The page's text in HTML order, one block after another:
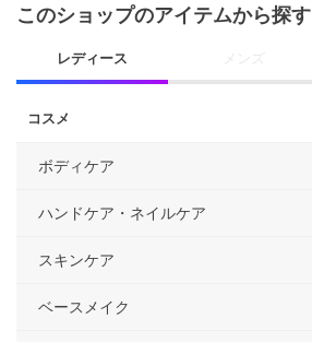
このショップのアイテムから探す
レディース メンズ
コスメ
ボディケア
ハンドケア・ネイルケア
スキンケア
ベースメイク